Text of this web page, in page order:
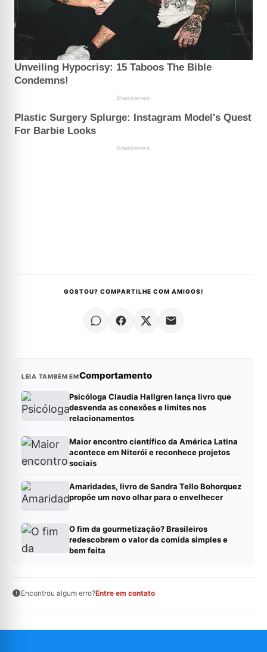
GOSTOU? COMPARTILHE COM AMIGOS!
LEIA TAMBÉM EMComportamento
Psicóloga Claudia Hallgren lança livro que
desvenda as conexões e limites nos
relacionamentos
Maior encontro científico da América Latina
acontece em Niterói e reconhece projetos
sociais
Amaridades, livro de Sandra Tello Bohorquez
propõe um novo olhar para o envelhecer
O fim da gourmetização? Brasileiros
redescobrem o valor da comida simples e
bem feita
Encontrou algum erro?Entre em contato